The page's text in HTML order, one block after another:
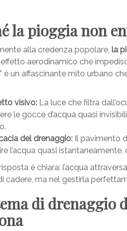
la pioggia non
alla credenza popolare, la
effetto aerodinamico che
è un affascinante mito urbano
visivo: La luce che filtra
le gocce d’acqua quasi
del drenaggio: Il pavimento
l’acqua quasi
è chiara: l’acqua
cadere, ma nel gestirla
di drenaggio